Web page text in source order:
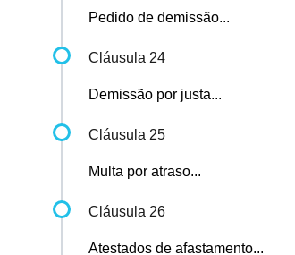
Pedido de demissão...
Cláusula 24
Demissão por justa...
Cláusula 25
Multa por atraso...
Cláusula 26
Atestados de afastamento...